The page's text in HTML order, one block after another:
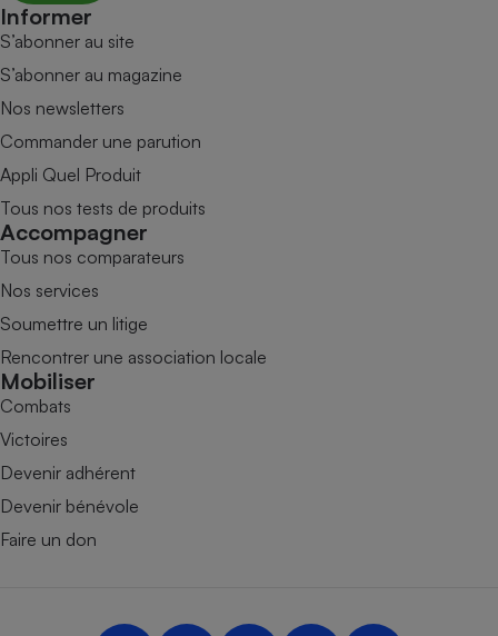
Informer
S’abonner au site
S’abonner au magazine
Nos newsletters
Commander une parution
Appli Quel Produit
Tous nos tests de produits
Accompagner
Tous nos comparateurs
Nos services
Soumettre un litige
Rencontrer une association locale
Mobiliser
Combats
Victoires
Devenir adhérent
Devenir bénévole
Faire un don